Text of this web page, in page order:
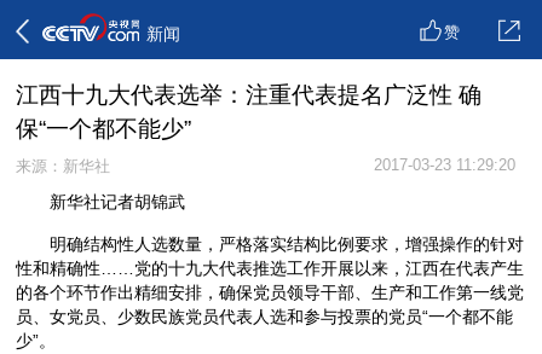
新闻 赞
江西十九大代表选举：注重代表提名广泛性 确
保“一个都不能少”
来源：新华社 2017-03-23 11:29:20
新华社记者胡锦武
明确结构性人选数量，严格落实结构比例要求，增强操作的针对
性和精确性……党的十九大代表推选工作开展以来，江西在代表产生
的各个环节作出精细安排，确保党员领导干部、生产和工作第一线党
员、女党员、少数民族党员代表人选和参与投票的党员“一个都不能
少”。